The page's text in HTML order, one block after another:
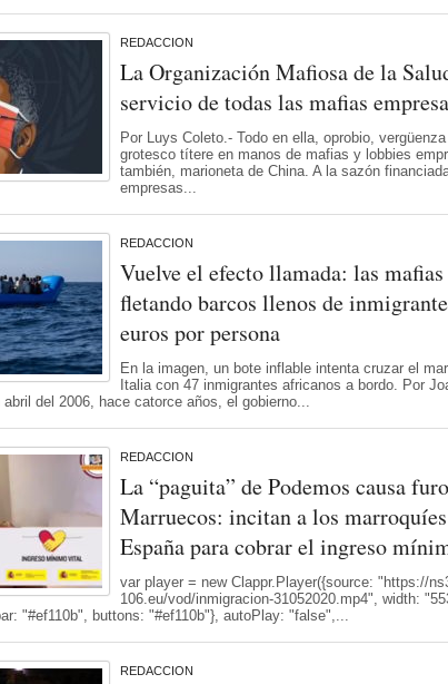
REDACCION
La Organización Mafiosa de la
servicio de todas las mafias
Por Luys Coleto.- Todo en ella, oprobio,
grotesco títere en manos de mafias y lobbies
también, marioneta de China. A la sazón
empresas...
REDACCION
Vuelve el efecto llamada: las mafias
fletando barcos llenos de
euros por persona
En la imagen, un bote inflable intenta cruzar el
Italia con 47 inmigrantes africanos a bordo. Por
del 2006, hace catorce años, el gobierno...
REDACCION
La “paguita” de Podemos causa
Marruecos: incitan a los
España para cobrar el ingreso
var player = new Clappr.Player({source: "https://
106.eu/vod/inmigracion-31052020.mp4", width:
"#ef110b", buttons: "#ef110b"}, autoPlay: "false",...
REDACCION